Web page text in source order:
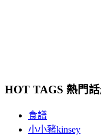
HOT TAGS 熱門
食譜
小小豬kinsey